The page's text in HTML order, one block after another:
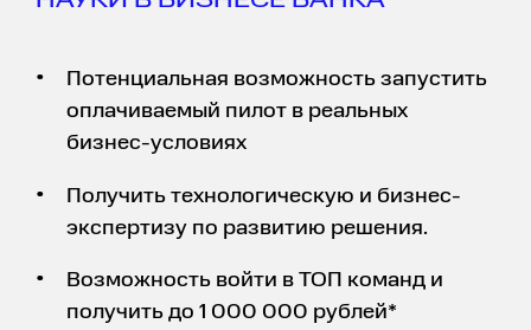
Потенциальная возможность запустить
оплачиваемый пилот в реальных
бизнес-условиях
Получить технологическую и бизнес-
экспертизу по развитию решения.
Возможность войти в ТОП команд и
получить до 1 000 000 рублей*